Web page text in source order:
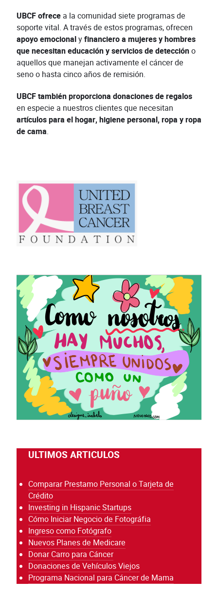
UBCF ofrece a la comunidad siete programas de
soporte vital. A través de estos programas, ofrecen
apoyo emocionalyfinanciero a mujeres y hombres
que necesitan educación y servicios de deteccióno
aquellos que manejan activamente el cáncer de
seno o hasta cinco años de remisión.
UBCF también proporciona donaciones de regalos
en especie a nuestros clientes que necesitan
artículos para el hogar, higiene personal, ropa y ropa
de cama.
ULTIMOS ARTICULOS
Comparar Prestamo Personal o Tarjeta de
Crédito
Investing in Hispanic Startups
Cómo Iniciar Negocio de Fotográfia
Ingreso como Fotógrafo
Nuevos Planes de Medicare
Donar Carro para Cáncer
Donaciones de Vehículos Viejos
Programa Nacional para Cáncer de Mama